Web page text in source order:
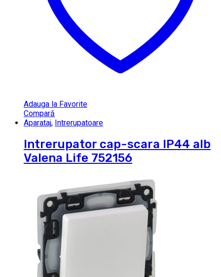
Adauga la Favorite
Compară
Aparataj, Intrerupatoare
Intrerupator cap-scara IP44 alb
Valena Life 752156